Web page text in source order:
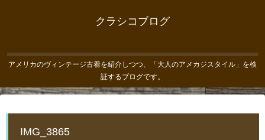
クラシコブログ
アメリカのヴィンテージ古着を紹介しつつ、「大人のアメカジスタイル」を検
証するブログです。
IMG_3865